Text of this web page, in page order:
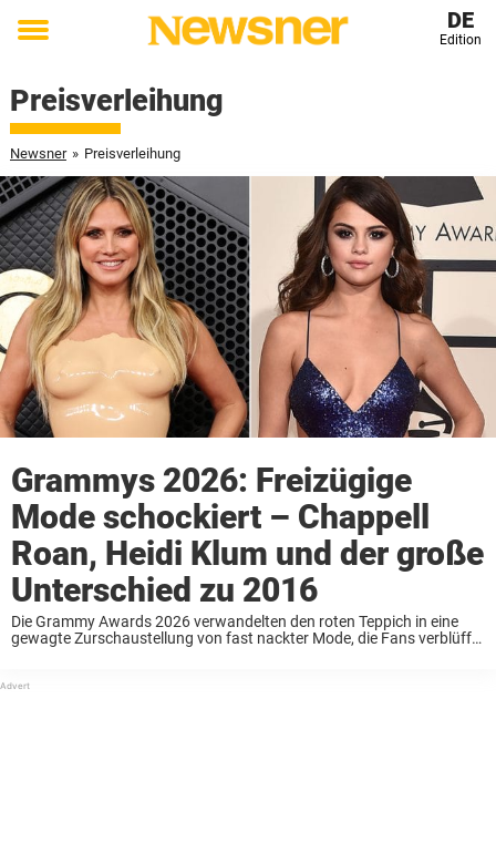
Toggle
DE
Edition
Preisverleihung
Newsner » Preisverleihung
Grammys 2026: Freizügige
Mode schockiert – Chappell
Roan, Heidi Klum und der große
Unterschied zu 2016
Die Grammy Awards 2026 verwandelten den roten Teppich in eine
gewagte Zurschaustellung von fast nackter Mode, die Fans verblüffte